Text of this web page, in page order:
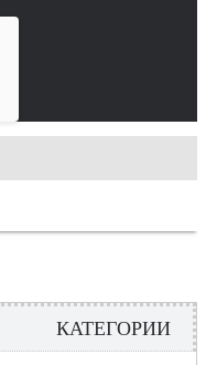
КАТЕГОРИИ